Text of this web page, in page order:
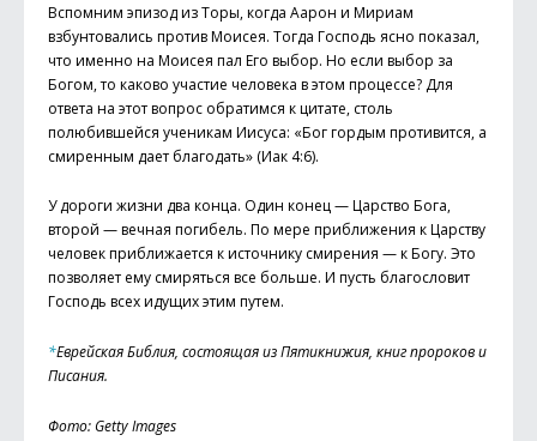
Вспомним эпизод из Торы, когда Аарон и Мириам
взбунтовались против Моисея. Тогда Господь ясно показал,
что именно на Моисея пал Его выбор. Но если выбор за
Богом, то каково участие человека в этом процессе? Для
ответа на этот вопрос обратимся к цитате, столь
полюбившейся ученикам Иисуса: «Бог гордым противится, а
смиренным дает благодать» (Иак 4:6).
У дороги жизни два конца. Один конец — Царство Бога,
второй — вечная погибель. По мере приближения к Царству
человек приближается к источнику смирения — к Богу. Это
позволяет ему смиряться все больше. И пусть благословит
Господь всех идущих этим путем.
*Еврейская Библия, состоящая из Пятикнижия, книг пророков и
Писания.
Фото: Getty Images